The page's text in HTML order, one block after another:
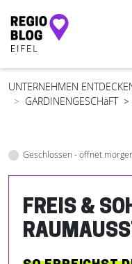
Hauptnavigation
UNTERNEHMEN
GARDINENGESCHäFT
Geschlossen - öffnet
FREIS &